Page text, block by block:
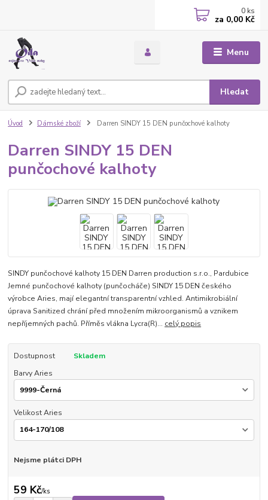
Menu
Hledat
0 ks
za 0,00 Kč
Úvod Dámské zboží Darren SINDY 15 DEN punčochové kalhoty
Darren SINDY 15 DEN
punčochové kalhoty
SINDY punčochové kalhoty 15 DEN Darren production s.r.o., Pardubice
Jemné punčochové kalhoty (punčocháče) SINDY 15 DEN českého
výrobce Aries, mají elegantní transparentní vzhled. Antimikrobiální
úprava Sanitized chrání před množením mikroorganismů a vznikem
nepříjemných pachů. Příměs vlákna Lycra(R)... celý popis
Dostupnost
Skladem
Barvy Aries
Velikost Aries
Nejsme plátci DPH
59 Kč/ks